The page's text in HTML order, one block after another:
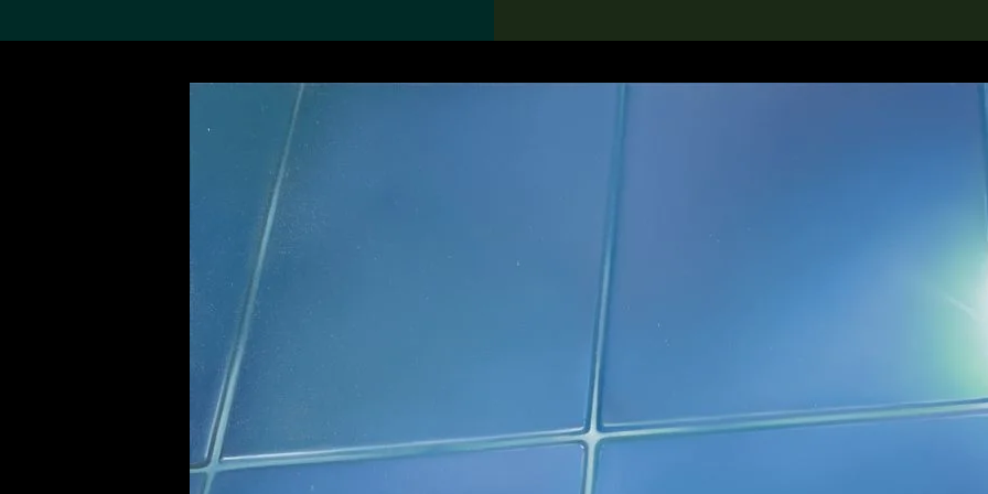
搜索M+藏品
19,052个结果
关于M+藏品
探索世界顶级的二十及二十
一世纪视觉文化藏品。